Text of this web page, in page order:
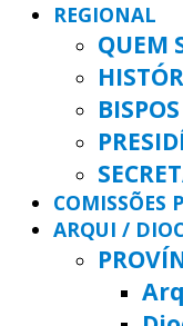
REGIONAL
QUEM
BISPOS
COMISSÕES
ARQUI /